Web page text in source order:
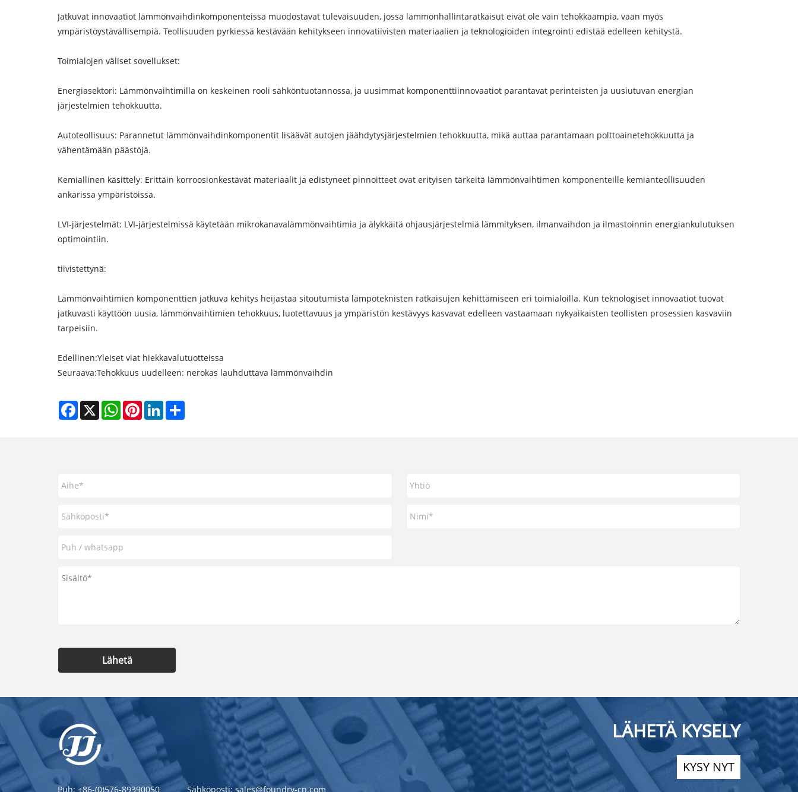
Jatkuvat innovaatiot lämmönvaihdinkomponenteissa muodostavat tulevaisuuden, jossa lämmönhallintaratkaisut eivät ole vain tehokkaampia, vaan myös
ympäristöystävällisempiä. Teollisuuden pyrkiessä kestävään kehitykseen innovatiivisten materiaalien ja teknologioiden integrointi edistää edelleen kehitystä.
Toimialojen väliset sovellukset:
Energiasektori: Lämmönvaihtimilla on keskeinen rooli sähköntuotannossa, ja uusimmat komponenttiinnovaatiot parantavat perinteisten ja uusiutuvan energian
järjestelmien tehokkuutta.
Autoteollisuus: Parannetut lämmönvaihdinkomponentit lisäävät autojen jäähdytysjärjestelmien tehokkuutta, mikä auttaa parantamaan polttoainetehokkuutta ja
vähentämään päästöjä.
Kemiallinen käsittely: Erittäin korroosionkestävät materiaalit ja edistyneet pinnoitteet ovat erityisen tärkeitä lämmönvaihtimen komponenteille kemianteollisuuden
ankarissa ympäristöissä.
LVI-järjestelmät: LVI-järjestelmissä käytetään mikrokanavalämmönvaihtimia ja älykkäitä ohjausjärjestelmiä lämmityksen, ilmanvaihdon ja ilmastoinnin energiankulutuksen
optimointiin.
tiivistettynä:
Lämmönvaihtimien komponenttien jatkuva kehitys heijastaa sitoutumista lämpöteknisten ratkaisujen kehittämiseen eri toimialoilla. Kun teknologiset innovaatiot tuovat
jatkuvasti käyttöön uusia, lämmönvaihtimien tehokkuus, luotettavuus ja ympäristön kestävyys kasvavat edelleen vastaamaan nykyaikaisten teollisten prosessien kasvaviin
tarpeisiin.
Edellinen:Yleiset viat hiekkavalutuotteissa
Seuraava:Tehokkuus uudelleen: nerokas lauhduttava lämmönvaihdin
Facebook
X WhatsAppPinterestLinkedIn
Lähetä
Puh: +86-(0)576-89390050 Sähköposti: sales@foundry-cn.com
LÄHETÄ KYSELY
KYSY NYT